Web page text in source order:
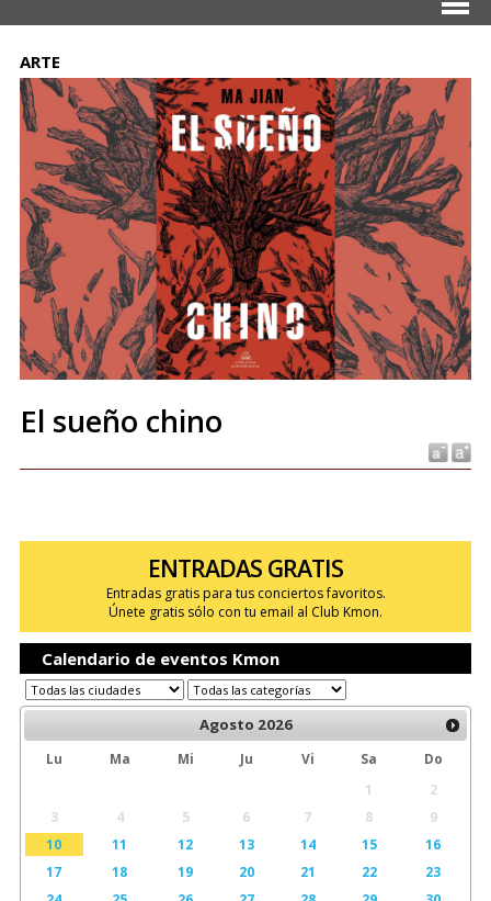
ARTE
El sueño chino
ENTRADAS GRATIS
Entradas gratis para tus conciertos favoritos.
Únete gratis sólo con tu email al Club Kmon.
Calendario de eventos Kmon
Agosto 2026
Lu Ma Mi Ju Vi Sa
Do
1
2
3
4 5 6 7 8
9
10
11 12 13 14 15
16
17
18 19 20 21 22
23